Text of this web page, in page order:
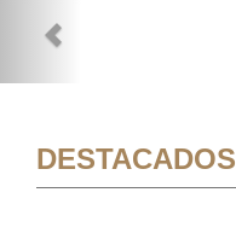
DESTACADOS